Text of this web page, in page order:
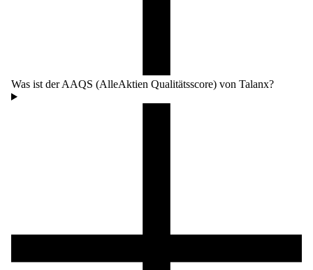
Was ist der AAQS (AlleAktien Qualitätsscore) von Talanx?